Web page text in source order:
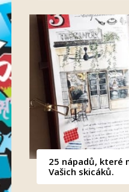
25 nápadů, které
Vašich skicáků.